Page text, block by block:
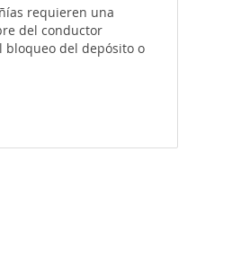
requieren una
del conductor
del depósito o